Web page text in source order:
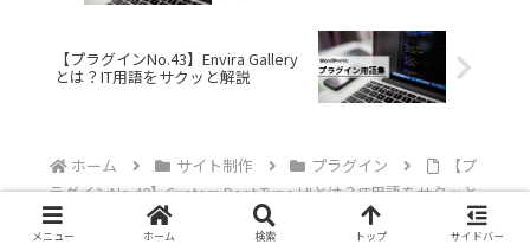
【プラグインNo.43】Envira Gallery
とは？IT用語をサクッと解説
ホーム サイト制作 プラグイン
【プ
ラグインNo.42】Custom Post Type UIとは？IT用語をサクッと
解説
メニュー ホーム 検索 トップ サイドバー